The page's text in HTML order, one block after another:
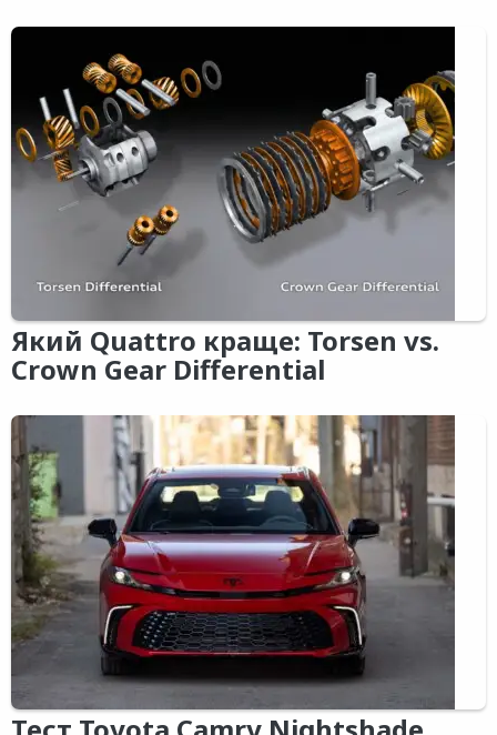
Який Quattro краще: Torsen vs.
Crown Gear Differential